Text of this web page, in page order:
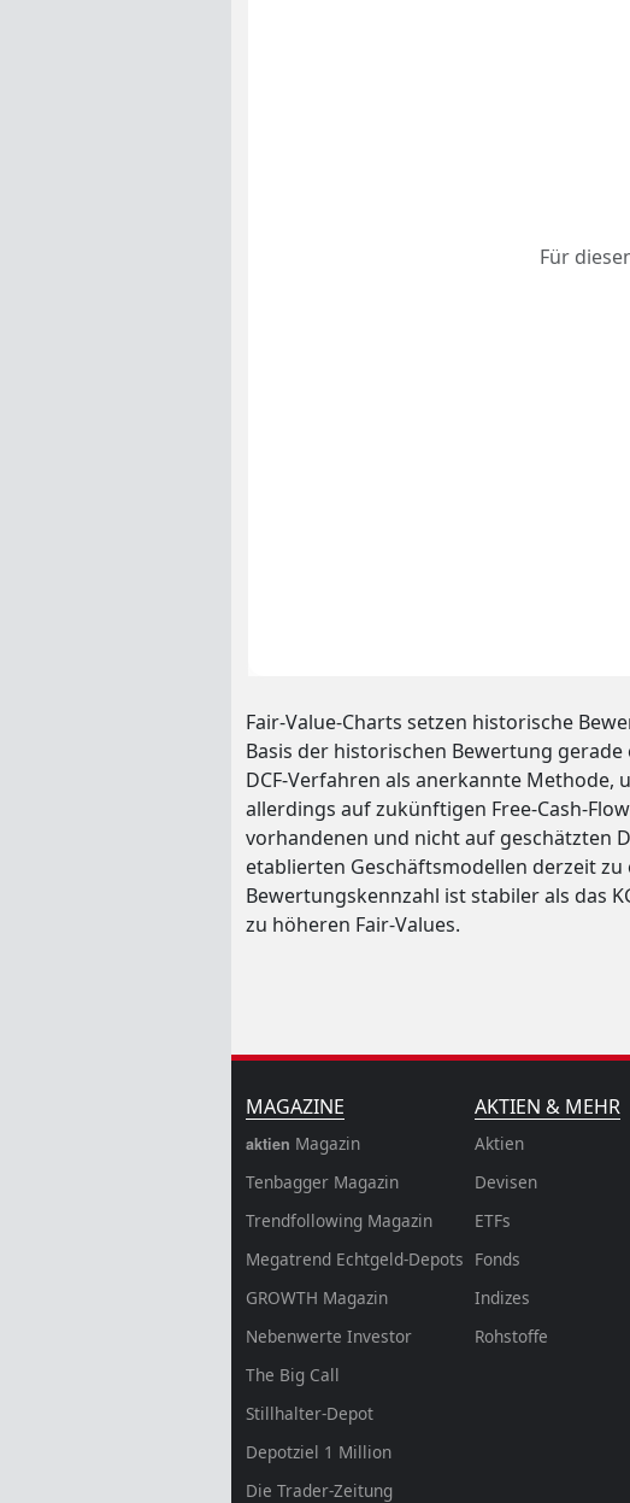
Für
Fair-Value-Charts setzen historische
Basis der historischen Bewertung
DCF-Verfahren als anerkannte Methode,
allerdings auf zukünftigen Free-Cash-
vorhandenen und nicht auf geschätzten
etablierten Geschäftsmodellen derzeit
Bewertungskennzahl ist stabiler als das
zu höheren Fair-Values.
MAGAZINE
aktien Magazin
Tenbagger Magazin
Trendfollowing Magazin
Megatrend Echtgeld-Depots
GROWTH Magazin
Nebenwerte Investor
The Big Call
Stillhalter-Depot
Depotziel 1 Million
Die Trader-Zeitung
AKTIEN & MEHR
Aktien
Devisen
ETFs
Fonds
Indizes
Rohstoffe